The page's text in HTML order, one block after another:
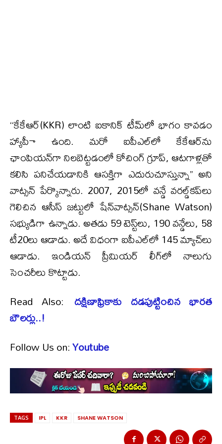
‘‘కేకేఆర్(KKR) లాంటి ఐకానిక్ టీమ్‌లో భాగం కావడం
హ్యాపీా ఉంది. మరో ఐపీఎల్‌లో కేకేఆర్‌ను
ఛాంపియన్‌గా నిలబెట్టడంలో కోచింగ్ గ్రూప్, ఆటగాళ్లతో
కలిసి పనిచేయడానికి ఆసక్తిగా ఎదురుచూస్తున్నా’’ అని
వాట్సన్ పేర్కొన్నారు. 2007, 2015లో వన్డే వరల్డ్‌కప్‌లు
గెలిచిన ఆసీస్‌ జట్టులో షేన్‌వాట్సన్‌(Shane Watson)
సభ్యుడిగా ఉన్నాడు. అతడు 59 టెస్ట్‌లు, 190 వన్డేలు, 58
టీ20లు ఆడాడు. అదే విధంగా ఐపీఎల్‌లో 145 మ్యాచ్‌లు
ఆడాడు. ఇండియన్‌ ప్రీమియర్‌ లీగ్‌లో నాలుగు
సెంచరీలు కొట్టాడు.
Read Also: దక్షిణాఫ్రికాకు దడపుట్టించిన భారత
బౌలర్లు..!
Follow Us on:Youtube
TAGS IPL KKR SHANE WATSON